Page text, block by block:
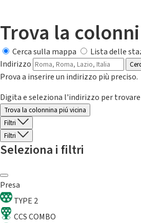
Trova la
Cerca sulla mappa
Lista delle
Indirizzo
Prova a inserire un indirizzo più preciso.
Digita e seleziona l'indirizzo per
Trova la colonnina piú vicina
Filtri
Filtri
Seleziona i filtri
Presa
TYPE 2
CCS COMBO